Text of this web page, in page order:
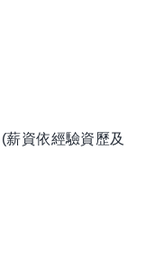
(薪資依經驗資歷及